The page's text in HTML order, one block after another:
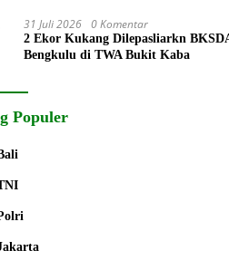
31 Juli 2026 0 Komentar
2 Ekor Kukang Dilepasliarkn
Bengkulu di TWA Bukit Kaba
Populer